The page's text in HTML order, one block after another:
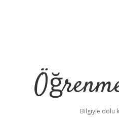
Bilgiyle dolu